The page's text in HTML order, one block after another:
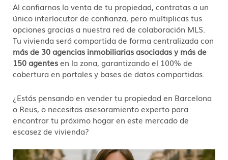
Al confiarnos la venta de tu propiedad, contratas a un
único interlocutor de confianza, pero multiplicas tus
opciones gracias a nuestra red de colaboración MLS
Tu vivienda será compartida de forma centralizada con
más de 30 agencias inmobiliarias asociadas y más de
150 agentesen la zona, garantizando el 100% de
cobertura en portales y bases de datos compartidas
¿Estás pensando en vender tu propiedad en Barcelona
o Reus, o necesitas asesoramiento experto para
encontrar tu próximo hogar en este mercado de
escasez de vivienda?